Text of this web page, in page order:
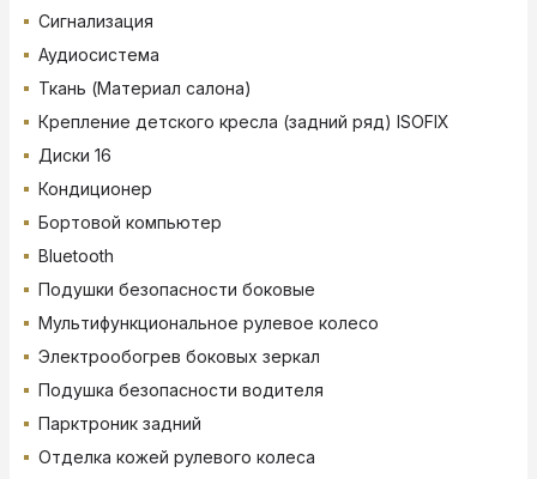
Сигнализация
Аудиосистема
Ткань (Материал салона)
Крепление детского кресла (задний ряд) ISOFIX
Диски 16
Кондиционер
Бортовой компьютер
Bluetooth
Подушки безопасности боковые
Мультифункциональное рулевое колесо
Электрообогрев боковых зеркал
Подушка безопасности водителя
Парктроник задний
Отделка кожей рулевого колеса